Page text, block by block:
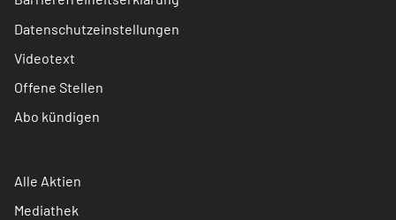
Datenschutzeinstellungen
Videotext
Offene Stellen
Abo kündigen
Alle Aktien
Mediathek